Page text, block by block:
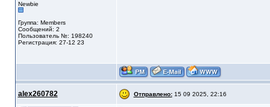
Newbie
Группа: Members
Сообщений: 2
Пользователь №: 198240
Регистрация: 27-12 23
alex260782 Отправлено:15 09 2025, 22:16